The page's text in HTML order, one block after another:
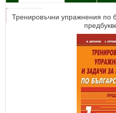
Тренировъчни упражнения по